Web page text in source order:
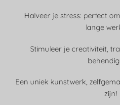
Halveer je stress: perfect
lange
Stimuleer je creativiteit,
Een uniek kunstwerk,
zijn!